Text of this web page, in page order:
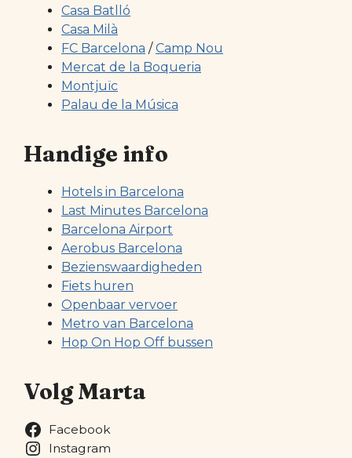
Casa Batlló
Casa Milà
FC Barcelona /Camp Nou
Mercat de la Boqueria
Montjuïc
Palau de la Música
Handige info
Hotels in Barcelona
Last Minutes Barcelona
Barcelona Airport
Aerobus Barcelona
Bezienswaardigheden
Fiets huren
Openbaar vervoer
Metro van Barcelona
Hop On Hop Off bussen
Volg Marta
Facebook
Instagram